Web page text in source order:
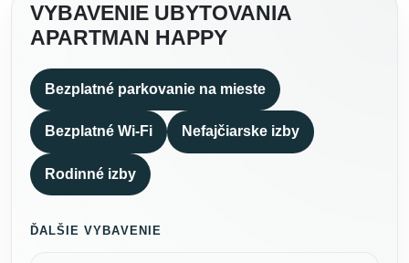
VYBAVENIE UBYTOVANIA
APARTMAN HAPPY
Bezplatné parkovanie na mieste
Bezplatné Wi-Fi Nefajčiarske izby
Rodinné izby
ĎALŠIE VYBAVENIE